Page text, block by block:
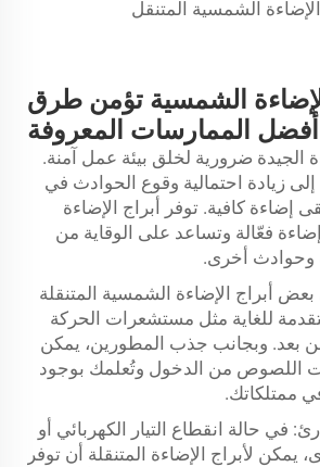
الشمسية المتنقل
الشمسية تؤمن طرق
أفضل الممارسات المعروفة
الجيدة ضرورية لخلق بيئة عمل آمنة.
إلى زيادة احتمالية وقوع الحوادث في
إضاءة كافية. توفر أبراج الإضاءة
فعّالة وتساعد على الوقاية من
وحوادث أخرى.
بعض أبراج الإضاءة الشمسية المتنقلة
للغاية مثل مستشعرات الحركة
عن بعد. وبجانب جذب المطورين، يمكن
اللصوص من الدخول وتُعلمك بوجود
ممتلكاتك.
في حالة انقطاع التيار الكهربائي أو
يمكن لأبراج الإضاءة المتنقلة أن توفر